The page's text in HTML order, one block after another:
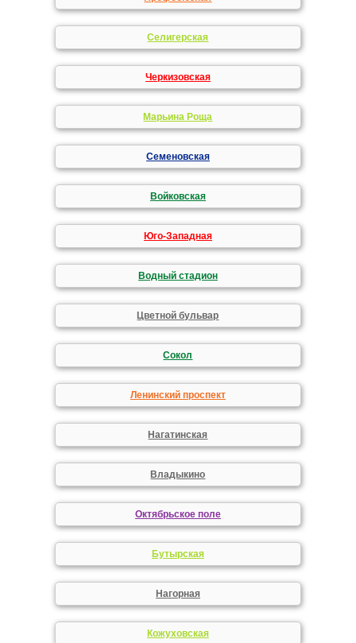
Селигерская
Черкизовская
Марьина Роща
Семеновская
Войковская
Юго-Западная
Водный стадион
Цветной бульвар
Сокол
Ленинский проспект
Нагатинская
Владыкино
Октябрьское поле
Бутырская
Нагорная
Кожуховская